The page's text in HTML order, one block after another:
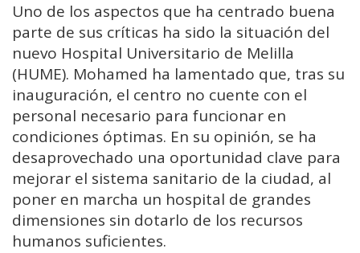
Uno de los aspectos que ha centrado buena
parte de sus críticas ha sido la situación del
nuevo Hospital Universitario de Melilla
(HUME). Mohamed ha lamentado que, tras su
inauguración, el centro no cuente con el
personal necesario para funcionar en
condiciones óptimas. En su opinión, se ha
desaprovechado una oportunidad clave para
mejorar el sistema sanitario de la ciudad, al
poner en marcha un hospital de grandes
dimensiones sin dotarlo de los recursos
humanos suficientes.